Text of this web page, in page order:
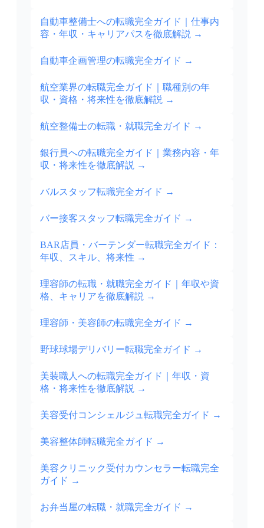
自動車整備士への転職完全ガイド｜仕事内
容・年収・キャリアパスを徹底解説 →
自動車企画管理の転職完全ガイド →
航空業界の転職完全ガイド｜職種別の年
収・資格・将来性を徹底解説 →
航空整備士の転職・就職完全ガイド →
銀行員への転職完全ガイド｜業務内容・年
収・将来性を徹底解説 →
バルスタッフ転職完全ガイド →
バー接客スタッフ転職完全ガイド →
BAR店員・バーテンダー転職完全ガイド：
年収、スキル、将来性 →
理容師の転職・就職完全ガイド｜年収や資
格、キャリアを徹底解説 →
理容師・美容師の転職完全ガイド →
野球球場デリバリー転職完全ガイド →
美装職人への転職完全ガイド｜年収・資
格・将来性を徹底解説 →
美容受付コンシェルジュ転職完全ガイド →
美容整体師転職完全ガイド →
美容クリニック受付カウンセラー転職完全
ガイド →
お弁当屋の転職・就職完全ガイド →